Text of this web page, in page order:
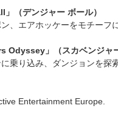
（デンジャー ボール）
、エアホッケーをモチーフ
Odyssey」（スカベンジャ
乗り込み、ダンジョンを探
Entertainment Europe.